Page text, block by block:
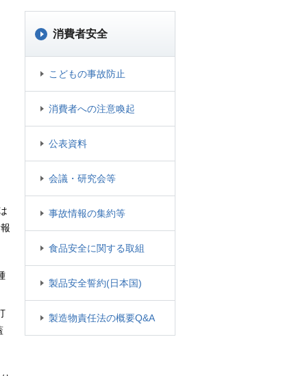
消費者安全
こどもの事故防止
消費者への注意喚起
公表資料
会議・研究会等
事故情報の集約等
食品安全に関する取組
製品安全誓約(日本国)
製造物責任法の概要Q&A